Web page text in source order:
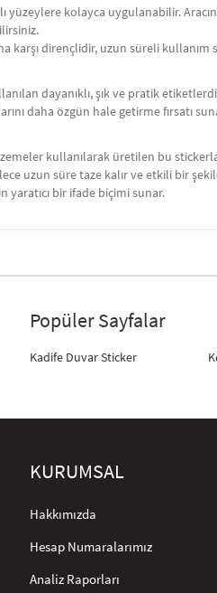
kolayca uygulanabilir.
karşı dirençlidir, uzun süreli kullanım
dayanıklı, şık ve pratik
daha özgün hale getirme fırsatı
kullanılarak üretilen bu
uzun süre taze kalır ve etkili bir
bir ifade biçimi sunar.
Popüler Sayfalar
Kadife Duvar Sticker
KURUMSAL
Hakkımızda
Hesap Numaralarımız
Analiz Raporları